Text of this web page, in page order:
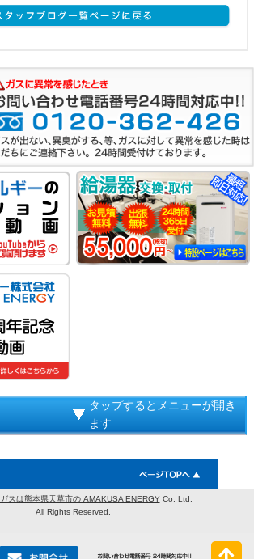
タップするとメニューが開き
ます
ガスは熊本県天草市の AMAKUSA ENERGYCo. Ltd.
All Rights Reserved.